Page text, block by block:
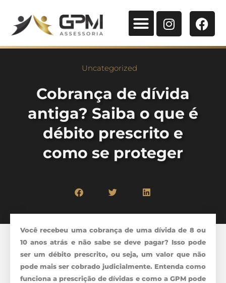
Uncategorized
Cobrança de dívida
antiga? Saiba o que é
débito prescrito e
como se proteger
Você recebeu uma cobrança de uma dívida de 8 ou
10 anos atrás e não sabe se deve pagar? Isso pode
ser um débito prescrito, ou seja, um valor que não
pode mais ser cobrado judicialmente. Entenda como
funciona a prescrição de dívidas e como a GPM pode